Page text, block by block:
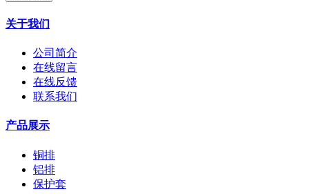
关于我们
公司简介
在线留言
在线反馈
联系我们
产品展示
铜排
铝排
保护套